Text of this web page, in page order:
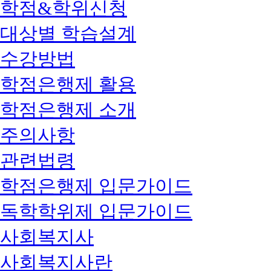
학점&학위신청
대상별 학습설계
수강방법
학점은행제 활용
학점은행제 소개
주의사항
관련법령
학점은행제 입문가이드
독학학위제 입문가이드
사회복지사
사회복지사란